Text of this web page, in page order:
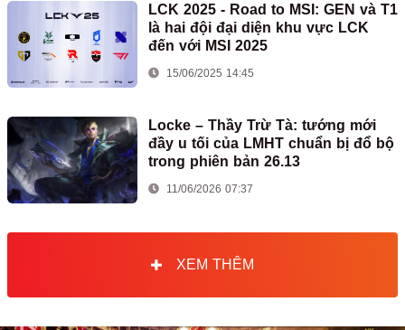
LCK 2025 - Road to MSI: GEN và T1
là hai đội đại diện khu vực LCK
đến với MSI 2025
15/06/2025 14:45
Locke – Thầy Trừ Tà: tướng mới
đầy u tối của LMHT chuẩn bị đổ bộ
trong phiên bản 26.13
11/06/2026 07:37
XEM THÊM